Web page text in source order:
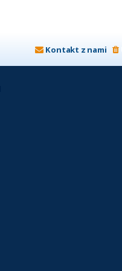
Kontakt z nami